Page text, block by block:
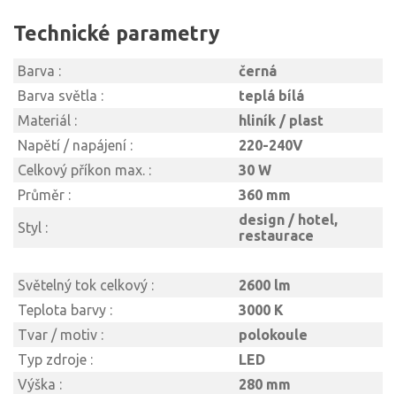
Technické parametry
Barva :
černá
Barva světla :
teplá bílá
Materiál :
hliník / plast
Napětí / napájení :
220-240V
Celkový příkon max. :
30 W
Průměr :
360 mm
Styl :
design / hotel,
restaurace
Světelný tok celkový :
2600 lm
Teplota barvy :
3000 K
Tvar / motiv :
polokoule
Typ zdroje :
LED
Výška :
280 mm